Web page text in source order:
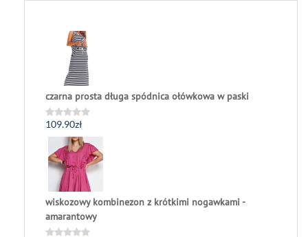
czarna prosta długa spódnica ołówkowa w paski
Oceniono
0
5
109.90zł
wiskozowy kombinezon z krótkimi nogawkami -
amarantowy